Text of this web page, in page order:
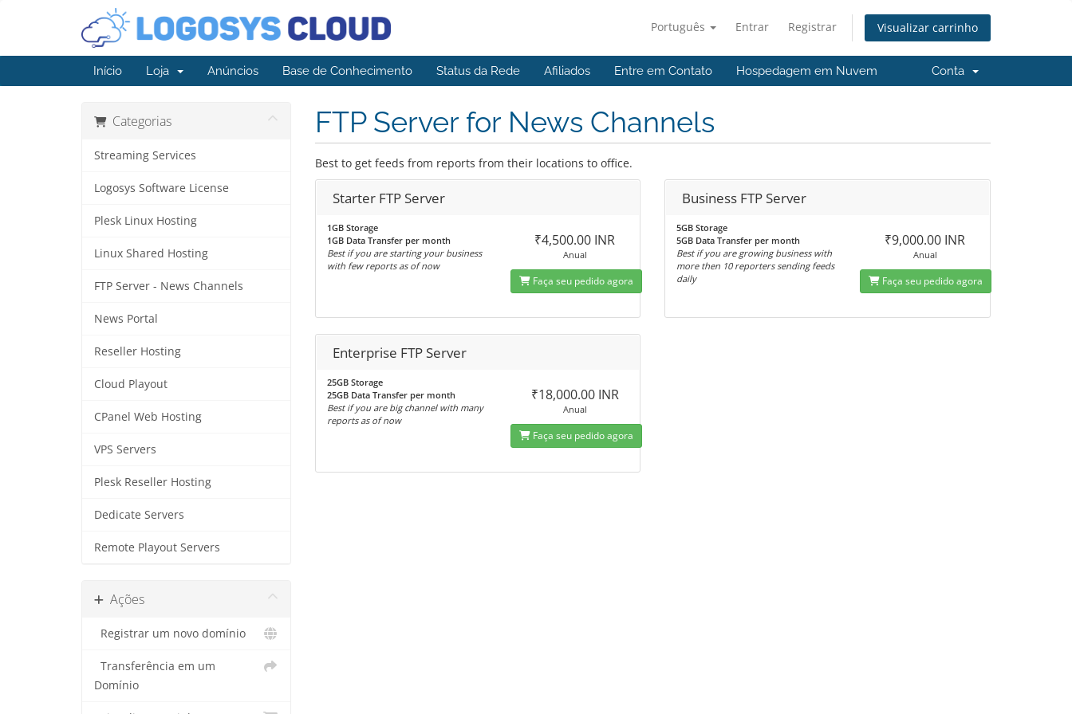
Português Entrar Registrar Visualizar carrinho
Início Loja Anúncios Base de Conhecimento Status da Rede Afiliados Entre em Contato Hospedagem em Nuvem Conta
Categorias
Streaming Services
Logosys Software License
Plesk Linux Hosting
Linux Shared Hosting
FTP Server - News Channels
News Portal
Reseller Hosting
Cloud Playout
CPanel Web Hosting
VPS Servers
Plesk Reseller Hosting
Dedicate Servers
Remote Playout Servers
Ações
Registrar um novo domínio
Transferência em um
Domínio
FTP Server for News Channels
Best to get feeds from reports from their locations to office.
Starter FTP Server
1GB Storage
1GB Data Transfer per month
Best if you are starting your business
with few reports as of now
₹4,500.00 INR
Anual
Faça seu pedido agora
Business FTP Server
5GB Storage
5GB Data Transfer per month
Best if you are growing business with
more then 10 reporters sending feeds
daily
₹9,000.00 INR
Anual
Faça seu pedido agora
Enterprise FTP Server
25GB Storage
25GB Data Transfer per month
Best if you are big channel with many
reports as of now
₹18,000.00 INR
Anual
Faça seu pedido agora